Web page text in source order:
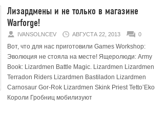
Лизардмены и не только в магазине
Warforge!
IVANSOLNCEV АВГУСТА 22, 2013 0
Вот, что для нас приготовили Games Workshop:
Эволюция не стояла на месте! Ящеролюди: Army
Book: Lizardmen Battle Magic. Lizardmen Lizardmen
Terradon Riders Lizardmen Bastiladon Lizardmen
Carnosaur Gor-Rok Lizardmen Skink Priest Tetto’Eko
Короли Гробниц мобилизуют